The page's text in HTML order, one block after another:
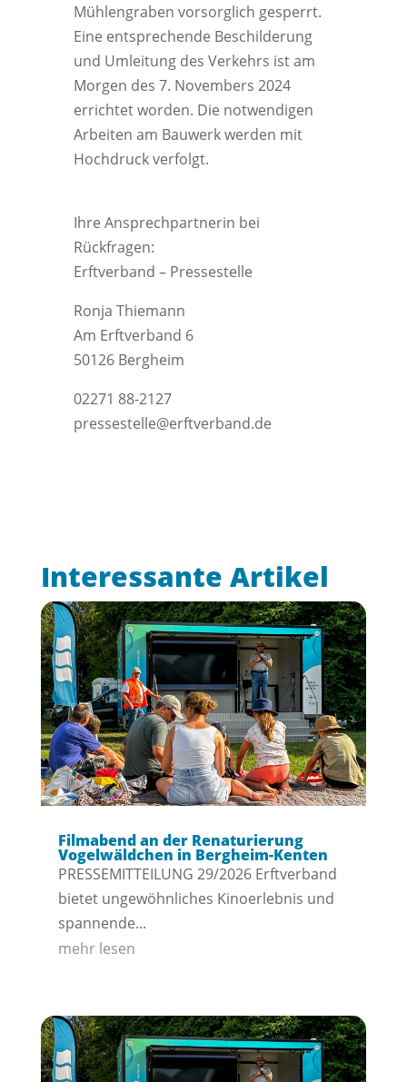
Mühlengraben vorsorglich gesperrt.
Eine entsprechende Beschilderung
und Umleitung des Verkehrs ist am
Morgen des 7. Novembers 2024
errichtet worden. Die notwendigen
Arbeiten am Bauwerk werden mit
Hochdruck verfolgt.
Ihre Ansprechpartnerin bei
Rückfragen:
Erftverband – Pressestelle
Ronja Thiemann
Am Erftverband 6
50126 Bergheim
02271 88-2127
pressestelle@erftverband.de
Interessante Artikel
Filmabend an der Renaturierung
Vogelwäldchen in Bergheim-Kenten
PRESSEMITTEILUNG 29/2026 Erftverband
bietet ungewöhnliches Kinoerlebnis und
spannende...
mehr lesen